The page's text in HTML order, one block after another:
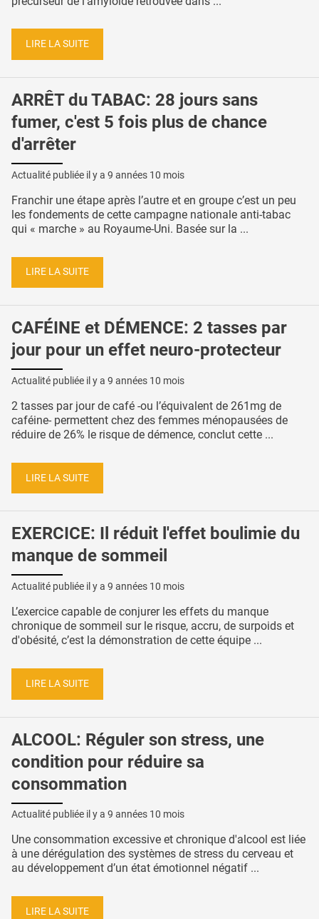
LIRE LA SUITE
ARRÊT du TABAC: 28 jours sans
fumer, c'est 5 fois plus de chance
d'arrêter
Actualité publiée il y a 9 années 10 mois
Franchir une étape après l’autre et en groupe c’est un peu
les fondements de cette campagne nationale anti-tabac
qui « marche » au Royaume-Uni. Basée sur la ...
LIRE LA SUITE
CAFÉINE et DÉMENCE: 2 tasses par
jour pour un effet neuro-protecteur
Actualité publiée il y a 9 années 10 mois
2 tasses par jour de café -ou l’équivalent de 261mg de
caféine- permettent chez des femmes ménopausées de
réduire de 26% le risque de démence, conclut cette ...
LIRE LA SUITE
EXERCICE: Il réduit l'effet boulimie du
manque de sommeil
Actualité publiée il y a 9 années 10 mois
L’exercice capable de conjurer les effets du manque
chronique de sommeil sur le risque, accru, de surpoids et
d'obésité, c’est la démonstration de cette équipe ...
LIRE LA SUITE
ALCOOL: Réguler son stress, une
condition pour réduire sa
consommation
Actualité publiée il y a 9 années 10 mois
Une consommation excessive et chronique d'alcool est liée
à une dérégulation des systèmes de stress du cerveau et
au développement d’un état émotionnel négatif ...
LIRE LA SUITE